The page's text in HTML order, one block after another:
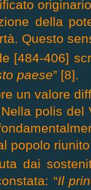
della
Questo
[484-406]
paese” [8].
un valore
polis
popolo
dai
“Il